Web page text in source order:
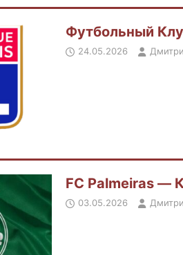
Футбольный
24.05.2026
FC Palmeiras —
03.05.2026